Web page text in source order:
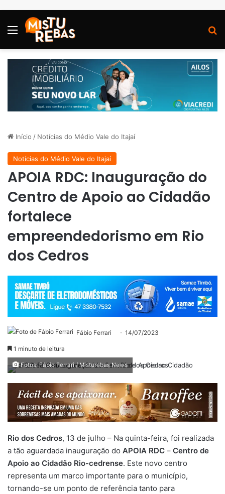
Menu
Início / Notícias do Médio Vale do Itajaí
Notícias do Médio Vale do Itajaí
APOIA RDC: Inauguração do
Centro de Apoio ao Cidadão
fortalece
empreendedorismo em Rio
dos Cedros
Fábio Ferrari 14/07/2023
1 minuto de leitura
Fotos: Fábio Ferrari / Misturebas News
Rio dos Cedros, 13 de julho – Na quinta-feira, foi realizada
a tão aguardada inauguração do APOIA RDC – Centro de
Apoio ao Cidadão Rio-cedrense. Este novo centro
representa um marco importante para o município,
tornando-se um ponto de referência tanto para